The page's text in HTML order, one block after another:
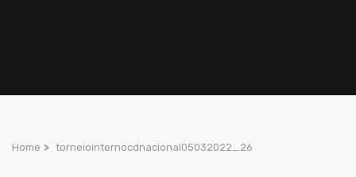
Home > torneiointernocdnacional05032022_26